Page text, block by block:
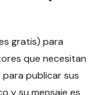
gratis) para
que necesitan
para publicar sus
y su mensaje es